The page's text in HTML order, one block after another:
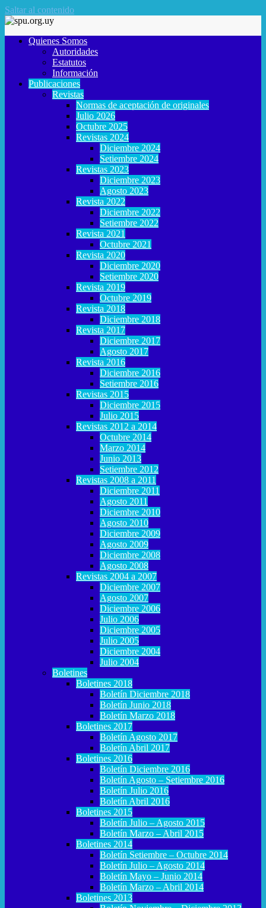
Saltar al contenido
Quienes Somos
Autoridades
Estatutos
Información
Publicaciones
Revistas
Normas de aceptación de originales
Julio 2026
Octubre 2025
Revistas 2024
Diciembre 2024
Setiembre 2024
Revistas 2023
Diciembre 2023
Agosto 2023
Revista 2022
Diciembre 2022
Setiembre 2022
Revista 2021
Octubre 2021
Revista 2020
Diciembre 2020
Setiembre 2020
Revista 2019
Octubre 2019
Revista 2018
Diciembre 2018
Revista 2017
Diciembre 2017
Agosto 2017
Revista 2016
Diciembre 2016
Setiembre 2016
Revistas 2015
Diciembre 2015
Julio 2015
Revistas 2012 a 2014
Octubre 2014
Marzo 2014
Junio 2013
Setiembre 2012
Revistas 2008 a 2011
Diciembre 2011
Agosto 2011
Diciembre 2010
Agosto 2010
Diciembre 2009
Agosto 2009
Diciembre 2008
Agosto 2008
Revistas 2004 a 2007
Diciembre 2007
Agosto 2007
Diciembre 2006
Julio 2006
Diciembre 2005
Julio 2005
Diciembre 2004
Julio 2004
Boletines
Boletines 2018
Boletín Diciembre 2018
Boletín Junio 2018
Boletín Marzo 2018
Boletines 2017
Boletín Agosto 2017
Boletín Abril 2017
Boletines 2016
Boletín Diciembre 2016
Boletín Agosto – Setiembre 2016
Boletín Julio 2016
Boletín Abril 2016
Boletines 2015
Boletín Julio – Agosto 2015
Boletín Marzo – Abril 2015
Boletines 2014
Boletín Setiembre – Octubre 2014
Boletín Julio – Agosto 2014
Boletín Mayo – Junio 2014
Boletín Marzo – Abril 2014
Boletines 2013